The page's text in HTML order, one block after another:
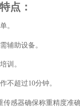
特点：
。
辅助设备。
训。
不超过10分钟。
感器确保称重精度准确